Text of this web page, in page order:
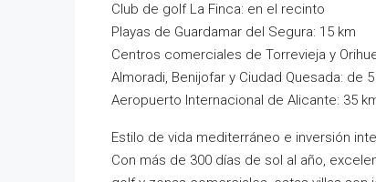
Club de golf La Finca: en el recinto
Playas de Guardamar del Segura: 15 km
Centros comerciales de Torrevieja y
Almoradi, Benijofar y Ciudad Quesada: de
Aeropuerto Internacional de Alicante: 35
Estilo de vida mediterráneo e inversión
Con más de 300 días de sol al año,